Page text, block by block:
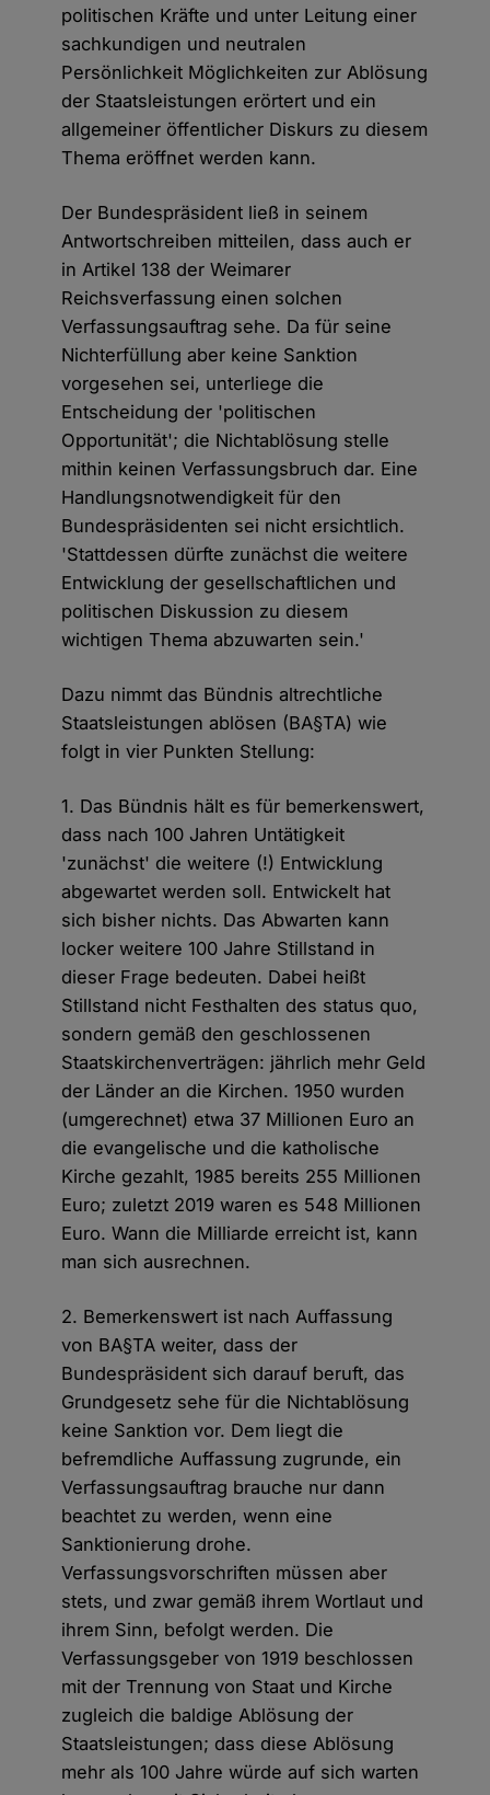
politischen Kräfte und unter Leitung einer
sachkundigen und neutralen
Persönlichkeit Möglichkeiten zur Ablösung
der Staatsleistungen erörtert und ein
allgemeiner öffentlicher Diskurs zu diesem
Thema eröffnet werden kann.
Der Bundespräsident ließ in seinem
Antwortschreiben mitteilen, dass auch er
in Artikel 138 der Weimarer
Reichsverfassung einen solchen
Verfassungsauftrag sehe. Da für seine
Nichterfüllung aber keine Sanktion
vorgesehen sei, unterliege die
Entscheidung der 'politischen
Opportunität'; die Nichtablösung stelle
mithin keinen Verfassungsbruch dar. Eine
Handlungsnotwendigkeit für den
Bundespräsidenten sei nicht ersichtlich.
'Stattdessen dürfte zunächst die weitere
Entwicklung der gesellschaftlichen und
politischen Diskussion zu diesem
wichtigen Thema abzuwarten sein.'
Dazu nimmt das Bündnis altrechtliche
Staatsleistungen ablösen (BA§TA) wie
folgt in vier Punkten Stellung:
1. Das Bündnis hält es für bemerkenswert,
dass nach 100 Jahren Untätigkeit
'zunächst' die weitere (!) Entwicklung
abgewartet werden soll. Entwickelt hat
sich bisher nichts. Das Abwarten kann
locker weitere 100 Jahre Stillstand in
dieser Frage bedeuten. Dabei heißt
Stillstand nicht Festhalten des status quo,
sondern gemäß den geschlossenen
Staatskirchenverträgen: jährlich mehr Geld
der Länder an die Kirchen. 1950 wurden
(umgerechnet) etwa 37 Millionen Euro an
die evangelische und die katholische
Kirche gezahlt, 1985 bereits 255 Millionen
Euro; zuletzt 2019 waren es 548 Millionen
Euro. Wann die Milliarde erreicht ist, kann
man sich ausrechnen.
2. Bemerkenswert ist nach Auffassung
von BA§TA weiter, dass der
Bundespräsident sich darauf beruft, das
Grundgesetz sehe für die Nichtablösung
keine Sanktion vor. Dem liegt die
befremdliche Auffassung zugrunde, ein
Verfassungsauftrag brauche nur dann
beachtet zu werden, wenn eine
Sanktionierung drohe.
Verfassungsvorschriften müssen aber
stets, und zwar gemäß ihrem Wortlaut und
ihrem Sinn, befolgt werden. Die
Verfassungsgeber von 1919 beschlossen
mit der Trennung von Staat und Kirche
zugleich die baldige Ablösung der
Staatsleistungen; dass diese Ablösung
mehr als 100 Jahre würde auf sich warten